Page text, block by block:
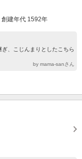
建年代 1592年
、こじんまりとしたこちら
by mama-sanさん